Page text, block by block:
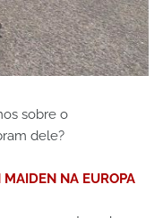
sobre o
dele?
NA EUROPA